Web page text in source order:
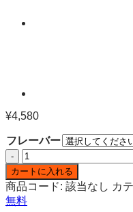
¥4,580
フレーバー
ジ
ョ
ニ
ー
カートに入れる
商品コード: 該当なし カ
無料